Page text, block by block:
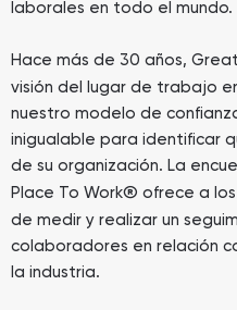
laborales en todo el mundo.
Hace más de 30 años,
visión del lugar de trabajo
nuestro modelo de
inigualable para identificar
de su organización. La
Place To Work® ofrece a
de medir y realizar un
colaboradores en relación
la industria.